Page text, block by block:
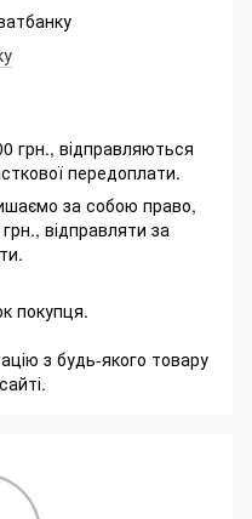
грн., відправляються
передоплати.
за собою право,
відправляти за
покупця.
з будь-якого товару